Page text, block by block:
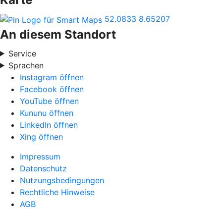
52.0833 8.65207
An diesem Standort
Service
Sprachen
Instagram öffnen
Facebook öffnen
YouTube öffnen
Kununu öffnen
LinkedIn öffnen
Xing öffnen
Impressum
Datenschutz
Nutzungsbedingungen
Rechtliche Hinweise
AGB